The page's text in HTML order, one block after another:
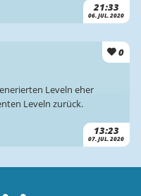
21:33
06. JUL. 2020
0
13:23
07. JUL. 2020
Leveln eher
Leveln zurück.